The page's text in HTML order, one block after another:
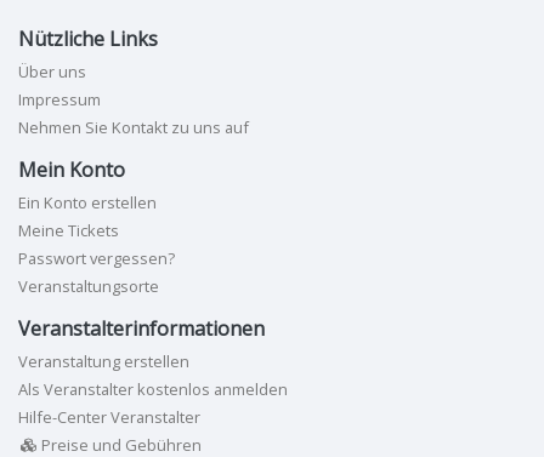
Nützliche Links
Über uns
Impressum
Nehmen Sie Kontakt zu uns auf
Mein Konto
Ein Konto erstellen
Meine Tickets
Passwort vergessen?
Veranstaltungsorte
Veranstalterinformationen
Veranstaltung erstellen
Als Veranstalter kostenlos anmelden
Hilfe-Center Veranstalter
Preise und Gebühren